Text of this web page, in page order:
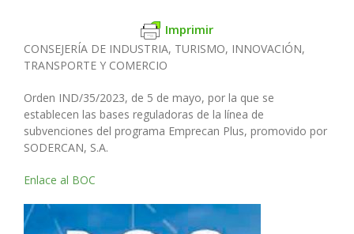
Imprimir
CONSEJERÍA DE INDUSTRIA, TURISMO, INNOVACIÓN,
TRANSPORTE Y COMERCIO
Orden IND/35/2023, de 5 de mayo, por la que se
establecen las bases reguladoras de la línea de
subvenciones del programa Emprecan Plus, promovido por
SODERCAN, S.A.
Enlace al BOC